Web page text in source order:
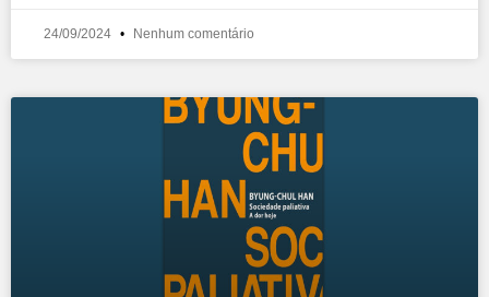
24/09/2024 Nenhum comentário